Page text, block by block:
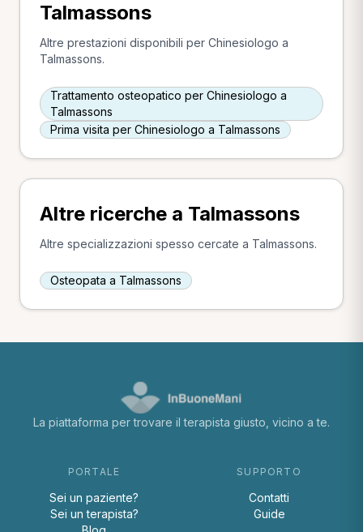
Talmassons
Altre prestazioni disponibili per Chinesiologo a
Talmassons.
Trattamento osteopatico per Chinesiologo a
Talmassons
Prima visita per Chinesiologo a Talmassons
Altre ricerche a Talmassons
Altre specializzazioni spesso cercate a Talmassons.
Osteopata a Talmassons
La piattaforma per trovare il terapista giusto, vicino a te.
PORTALE
Sei un paziente?
Sei un terapista?
SUPPORTO
Contatti
Guide